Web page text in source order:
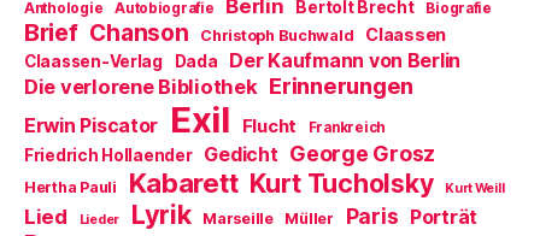
Anthologie Autobiografie Berlin Bertolt Brecht Biografie
Brief Chanson Christoph Buchwald Claassen
Claassen-Verlag Dada Der Kaufmann von Berlin
Die verlorene Bibliothek Erinnerungen
Erwin Piscator Exil Flucht Frankreich
Friedrich Hollaender Gedicht George Grosz
Hertha Pauli Kabarett Kurt Tucholsky Kurt Weill
Lied Lieder Lyrik Marseille Müller Paris Porträt